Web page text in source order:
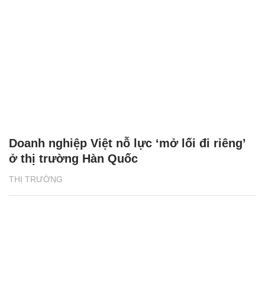
THỊ TRƯỜNG
Doanh nghiệp Việt nỗ lực ‘mở lối đi riêng’
ở thị trường Hàn Quốc